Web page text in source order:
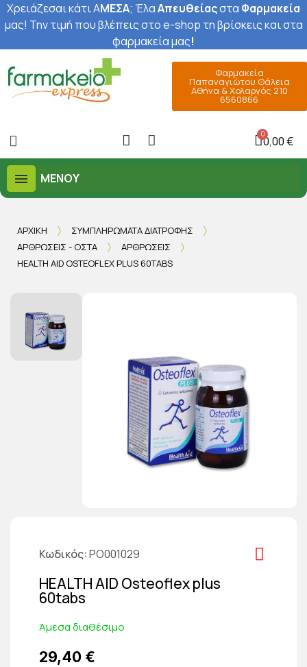
Χρειάζεσαι κάτι ΑΜΕΣΑ; ΈλαΑπευθείαςστα Φαρμακεία
μας! Την τιμή που βλέπεις στο e-shop τη βρίσκεις και στα
φαρμακεία μας!
Φαρμακεία
Παπαναγιώτου Θάλεια
Αθήνα & Χολαργός 210
6560866
0,00 €
ΜΕΝΟΎ
ΑΡΧΙΚΉ
ΣΥΜΠΛΗΡΏΜΑΤΑ ΔΙΑΤΡΟΦΉΣ
ΑΡΘΡΏΣΕΙΣ - ΟΣΤΆ
ΑΡΘΡΏΣΕΙΣ
HEALTH AID OSTEOFLEX PLUS 60TABS
Κωδικός PO001029
HEALTH AID Osteoflex plus
60tabs
Άμεσα διαθέσιμο
29,40 €